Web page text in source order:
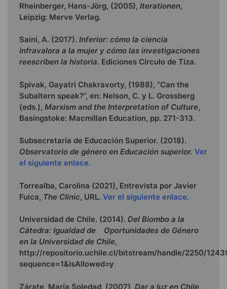
Rheinberger, Hans-Jörg, (2005), Iterationen,
Leipzig: Merve Verlag.
Saini, A. (2017). Inferior: cómo la ciencia
infravalora a la mujer y cómo las investigaciones
reescriben la historia. Ediciones Círculo de Tiza.
Spivak, Gayatri Chakravorty, (1988), “Can the
Subaltern speak?”, en: Nelson, C. y L. Grossberg
(eds.), Marxism and the Interpretation of Culture,
Basingstoke: Macmillan Education, pp. 271-313.
Subsecretaría de Educación Superior. (2018).
Observatorio de género en Educación superior. Ver
el siguiente enlace.
Torrealba, Carolina (2021), Entrevista por Javier
Fuica, The Clinic, URL. Ver el siguiente enlace.
Universidad de Chile. (2014). Del Biombo a la
Cátedra: Igualdad de
Oportunidades de Género
en la Universidad de Chile,
http://repositorio.uchile.cl/bitstream/handle/2250/
sequence=1&isAllowed=y
Zárate, María Soledad, (2007), Dar a luz en Chile,